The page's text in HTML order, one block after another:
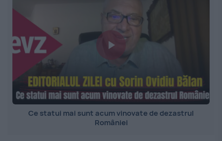
Ce statui mai sunt acum vinovate de dezastrul
României